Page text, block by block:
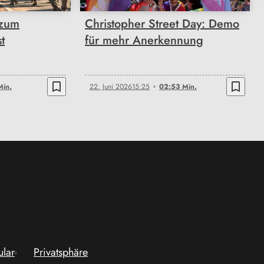
bookmark_border
Christopher Street Day: Demo
für mehr Anerkennung
22. Juni 202615:25 02:53 Min. bookmark_border
Privatsphäre